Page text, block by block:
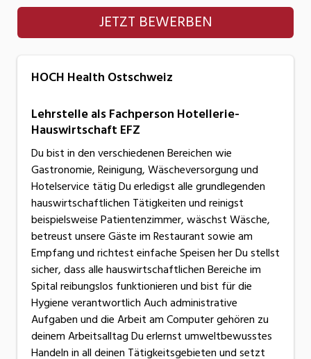
HOCH Health Ostschweiz
JETZT BEWERBEN
HOCH Health Ostschweiz
Lehrstelle als Fachperson Hotellerie-
Hauswirtschaft EFZ
Du bist in den verschiedenen Bereichen wie
Gastronomie, Reinigung, Wäscheversorgung und
Hotelservice tätig Du erledigst alle grundlegenden
hauswirtschaftlichen Tätigkeiten und reinigst
beispielsweise Patientenzimmer, wäschst Wäsche,
betreust unsere Gäste im Restaurant sowie am
Empfang und richtest einfache Speisen her Du stellst
sicher, dass alle hauswirtschaftlichen Bereiche im
Spital reibungslos funktionieren und bist für die
Hygiene verantwortlich Auch administrative
Aufgaben und die Arbeit am Computer gehören zu
deinem Arbeitsalltag Du erlernst umweltbewusstes
Handeln in all deinen Tätigkeitsgebieten und setzt